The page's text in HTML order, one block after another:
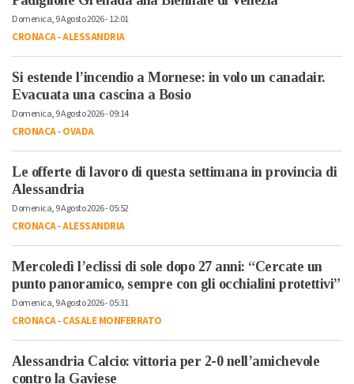
Domenica, 9 Agosto 2026 - 12:01
CRONACA-ALESSANDRIA
Si estende l’incendio a Mornese: in volo un canadair.
Evacuata una cascina a Bosio
Domenica, 9 Agosto 2026 - 09:14
CRONACA-OVADA
Le offerte di lavoro di questa settimana in provincia di
Alessandria
Domenica, 9 Agosto 2026 - 05:52
CRONACA-ALESSANDRIA
Mercoledì l’eclissi di sole dopo 27 anni: “Cercate un
punto panoramico, sempre con gli occhialini protettivi”
Domenica, 9 Agosto 2026 - 05:31
CRONACA-CASALE MONFERRATO
Alessandria Calcio: vittoria per 2-0 nell’amichevole
contro la Gaviese